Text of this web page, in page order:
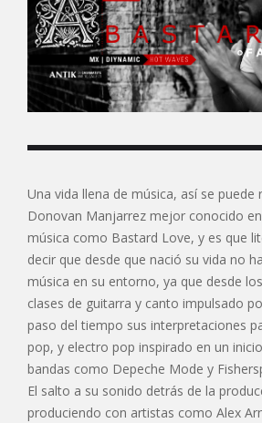
Una vida llena de música, así se puede
Donovan Manjarrez mejor conocido
música como Bastard Love, y es que
decir que desde que nació su vida no
música en su entorno, ya que desde
clases de guitarra y canto impulsado
paso del tiempo sus interpretaciones
pop, y electro pop inspirado en un
bandas como Depeche Mode y
El salto a su sonido detrás de la
produciendo con artistas como Alex